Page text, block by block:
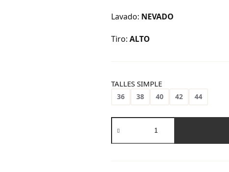
Lavado: NEVADO
Tiro: ALTO
TALLES SIMPLE
36 38 40 42 44
Sh-
166
|